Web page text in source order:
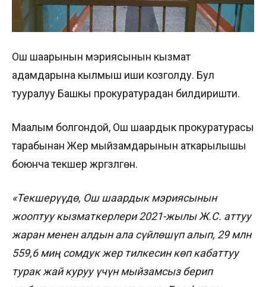
Ош шаарынын мэриясынын кызмат
адамдарына кылмыш иши козголду. Бул
тууралуу Башкы прокуратурадан билдиришти.
Маалым болгондой, Ош шаардык прокуратурасы
тарабынан Жер мыйзамдарынын аткарылышы
боюнча текшерүү жүргүзүлгөн.
«Текшерүүдө, Ош шаардык мэриясынын
жооптуу кызматкерлери 2021-жылы Ж.С. аттуу
жаран менен алдын ала сүйлөшүп алып, 29 млн
559,6 миң сомдук жер тилкесин көп кабаттуу
турак жай куруу үчүн мыйзамсыз берип